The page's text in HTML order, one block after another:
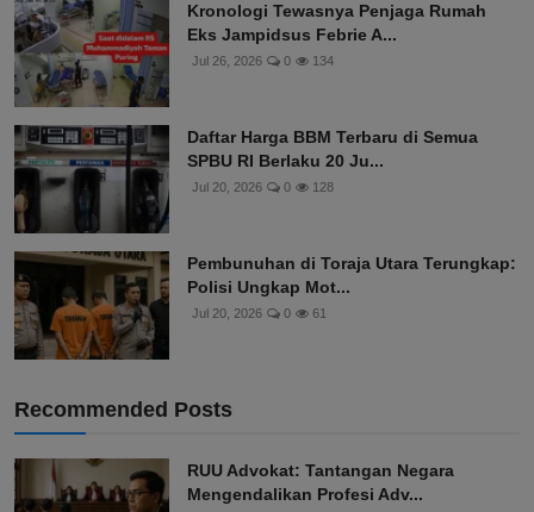
Kronologi Tewasnya Penjaga Rumah
Eks Jampidsus Febrie A...
Jul 26, 2026 0 134
Daftar Harga BBM Terbaru di Semua
SPBU RI Berlaku 20 Ju...
Jul 20, 2026 0 128
Pembunuhan di Toraja Utara Terungkap:
Polisi Ungkap Mot...
Jul 20, 2026 0 61
Recommended Posts
RUU Advokat: Tantangan Negara
Mengendalikan Profesi Adv...